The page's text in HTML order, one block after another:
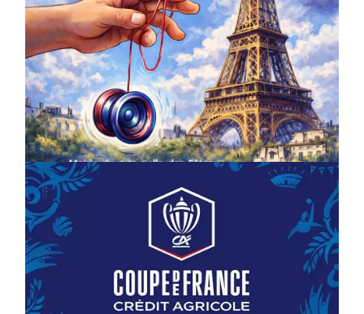
COMPÉTITIONS CULTURE EN FAMILLE JEUNESSE & SPORTS
Championnat de France de la FYYA
le 18 avril – Paris 14e
On18/03/2026byWebmaster2Risi